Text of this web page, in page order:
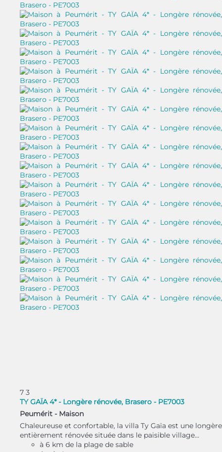
7 3
TY GAÏA 4* - Longère rénovée, Brasero - PE7003
Peumérit - Maison
Chaleureuse et confortable, la villa Ty Gaïa est une longère
entièrement rénovée située dans le paisible village...
à 6 km de la plage de sable